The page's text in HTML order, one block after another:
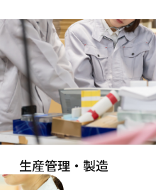
生産管理・製造